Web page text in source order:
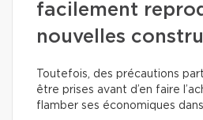
facilement
nouvelles
Toutefois, des précautions
être prises avant d’en faire
flamber ses économiques